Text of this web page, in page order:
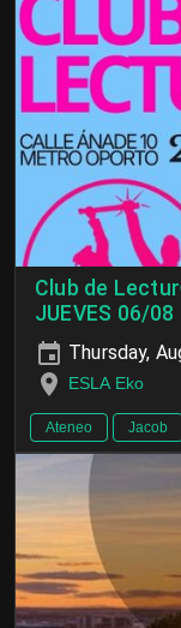
Club de
JUEVES 06/
Thursday,
ESLA Eko
Ateneo Jacob